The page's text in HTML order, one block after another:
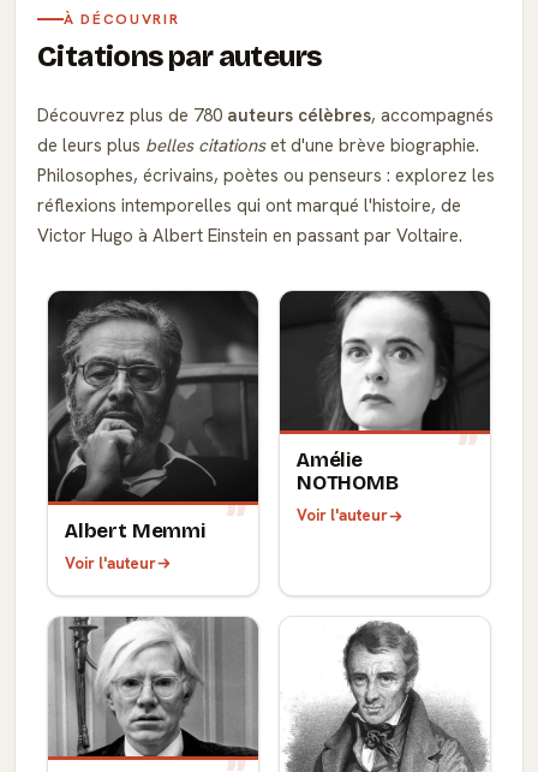
À DÉCOUVRIR
Citations par auteurs
Découvrez plus de 780 auteurs célèbres, accompagnés
de leurs plus belles citationset d'une brève biographie.
Philosophes, écrivains, poètes ou penseurs : explorez les
réflexions intemporelles qui ont marqué l'histoire, de
Victor Hugo à Albert Einstein en passant par Voltaire.
Albert Memmi
Voir l'auteur
Amélie
NOTHOMB
Voir l'auteur